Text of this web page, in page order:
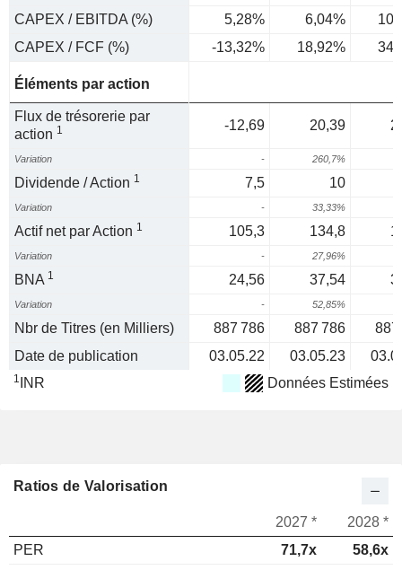
CAPEX / EBITDA (%)
5,28% 6,04%
CAPEX / FCF (%)
-13,32% 18,92%
Éléments par action
Flux de trésorerie par
action 1 -12,69 20,39
Variation - 260,7%
Dividende / Action 1 7,5 10
Variation - 33,33%
Actif net par Action 1 105,3 134,8
Variation - 27,96%
BNA 1 24,56 37,54
Variation - 52,85%
Nbr de Titres (en Milliers) 887 786 887 786
887
Date de publication
03.05.22 03.05.23
1 INR Données Estimées
Ratios de Valorisation
2027 *
2028 *
PER
71,7x 58,6x